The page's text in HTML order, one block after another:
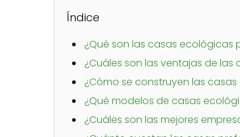
Índice
¿Qué son las casas ecológicas
¿Cuáles son las ventajas de
¿Cómo se construyen las
¿Qué modelos de casas
¿Cuáles son las mejores